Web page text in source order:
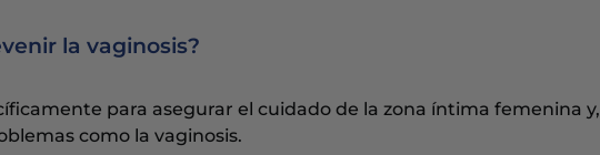
la vaginosis?
para asegurar el cuidado de la zona íntima femenina y,
como la vaginosis.